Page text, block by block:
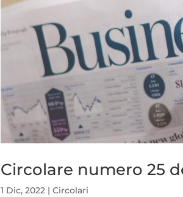
Circolare numero 25
1 Dic, 2022 |Circolari